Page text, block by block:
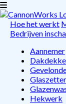
Hoe het werkt
Bedrijven
Aannemer
Glaszetter
Hekwerk